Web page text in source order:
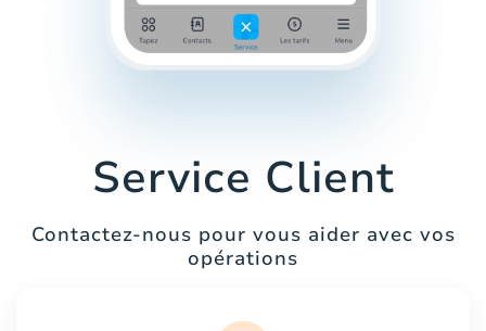
Service Client
Contactez-nous pour vous aider avec vos
opérations